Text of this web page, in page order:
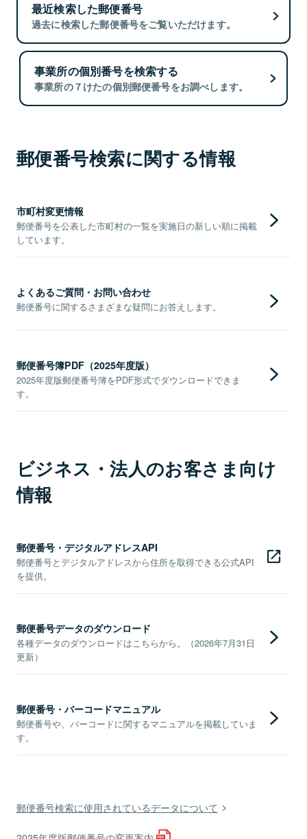
最近検索した郵便番号
過去に検索した郵便番号をご覧いただけます。
事業所の個別番号を検索する
事業所の７けたの個別郵便番号をお調べします。
郵便番号検索に関する情報
市町村変更情報
郵便番号を公表した市町村の一覧を実施日の新しい順に掲載
しています。
よくあるご質問・お問い合わせ
郵便番号に関するさまざまな疑問にお答えします。
郵便番号簿PDF（2025年度版）
2025年度版郵便番号簿をPDF形式でダウンロードできま
す。
ビジネス・法人のお客さま向け
情報
郵便番号・デジタルアドレスAPI
郵便番号とデジタルアドレスから住所を取得できる公式API
を提供。
郵便番号データのダウンロード
各種データのダウンロードはこちらから。（2026年7月31日
更新）
郵便番号・バーコードマニュアル
郵便番号や、バーコードに関するマニュアルを掲載していま
す。
郵便番号検索に使用されているデータについて